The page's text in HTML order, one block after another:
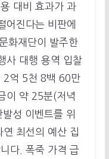
대비 효과가 과
어진다는 비판에
화재단이 발주한
사 대행 용역 입찰
2억 5천 8백 60만
이 약 25분(저녁
성 이벤트를 위
최선의 예산 집
다. 폭죽 가격 급